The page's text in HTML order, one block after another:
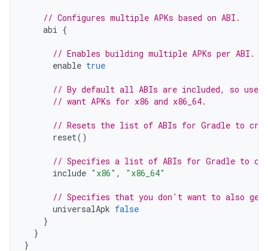
// Configures multiple APKs based on ABI.
abi {
// Enables building multiple APKs per ABI.
enable true
// By default all ABIs are included, so use
// want APKs for x86 and x86_64.
// Resets the list of ABIs for Gradle to
reset()
// Specifies a list of ABIs for Gradle to
include "x86" , "x86_64"
// Specifies that you don't want to also
universalApk false
}
}
}